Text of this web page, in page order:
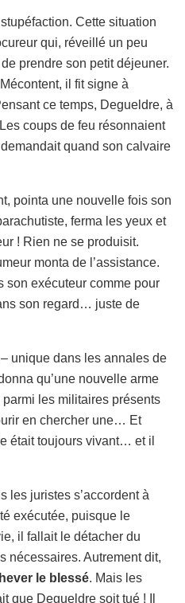
Cette situation
qui, réveillé un peu
prendre son petit déjeuner.
il fit signe à
ce temps, Degueldre, à
coups de feu résonnaient
quand son calvaire
pointa une nouvelle fois son
ferma les yeux et
! Rien ne se produisit.
monta de l’assistance.
son exécuteur comme pour
son regard… juste de
unique dans les annales de
qu’une nouvelle arme
les militaires présents
en chercher une… Et
était toujours vivant… et il
les juristes s’accordent à
exécutée, puisque le
il fallait le détacher du
nécessaires. Autrement dit,
le blessé. Mais les
que Degueldre soit tué ! Il